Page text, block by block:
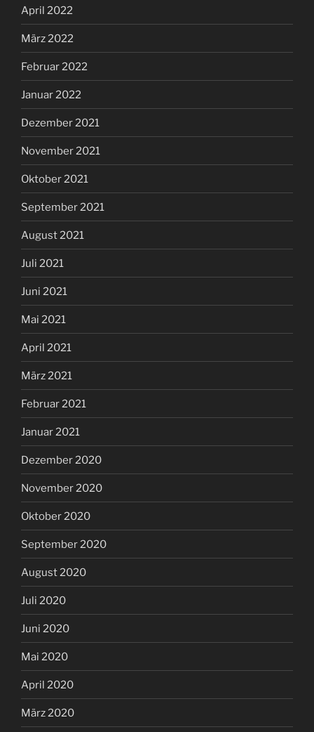
April 2022
März 2022
Februar 2022
Januar 2022
Dezember 2021
November 2021
Oktober 2021
September 2021
August 2021
Juli 2021
Juni 2021
Mai 2021
April 2021
März 2021
Februar 2021
Januar 2021
Dezember 2020
November 2020
Oktober 2020
September 2020
August 2020
Juli 2020
Juni 2020
Mai 2020
April 2020
März 2020